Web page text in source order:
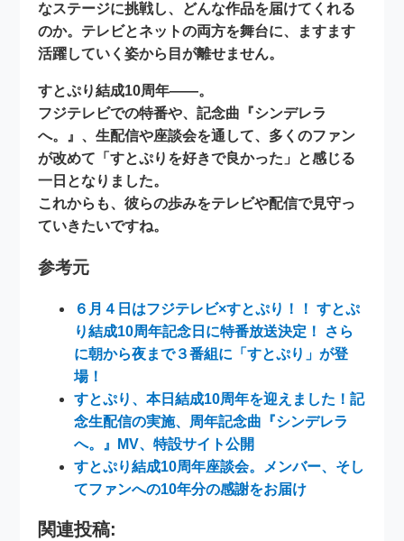
なステージに挑戦し、どんな作品を届けてくれる
のか。テレビとネットの両方を舞台に、ますます
活躍していく姿から目が離せません。
すとぷり結成10周年――。
フジテレビでの特番や、記念曲『シンデレラ
へ。』、生配信や座談会を通して、多くのファン
が改めて「すとぷりを好きで良かった」と感じる
一日となりました。
これからも、彼らの歩みをテレビや配信で見守っ
ていきたいですね。
参考元
６月４日はフジテレビ×すとぷり！！ すとぷ
り結成10周年記念日に特番放送決定！ さら
に朝から夜まで３番組に「すとぷり」が登
場！
すとぷり、本日結成10周年を迎えました！記
念生配信の実施、周年記念曲『シンデレラ
へ。』MV、特設サイト公開
すとぷり結成10周年座談会。メンバー、そし
てファンへの10年分の感謝をお届け
関連投稿: